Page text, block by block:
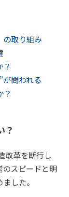
の取り組み
問われる
？
？
改革を断行し
のスピードと明
した。